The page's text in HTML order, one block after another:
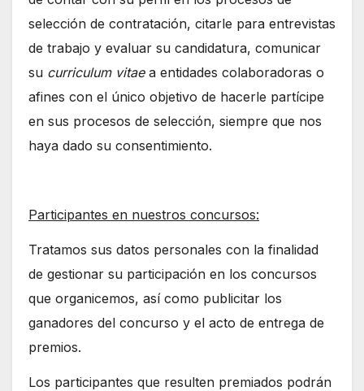
selección de contratación, citarle para entrevistas
de trabajo y evaluar su candidatura, comunicar
su curriculum vitae a entidades colaboradoras o
afines con el único objetivo de hacerle partícipe
en sus procesos de selección, siempre que nos
haya dado su consentimiento.
Participantes en nuestros concursos:
Tratamos sus datos personales con la finalidad
de gestionar su participación en los concursos
que organicemos, así como publicitar los
ganadores del concurso y el acto de entrega de
premios.
Los participantes que resulten premiados podrán